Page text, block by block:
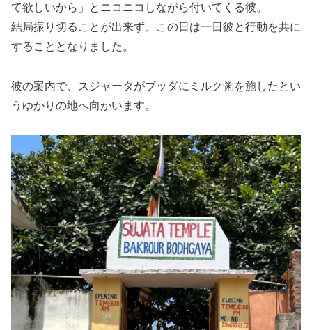
て欲しいから」とニコニコしながら付いてくる彼。
結局振り切ることが出来ず、この日は一日彼と行動を共に
することとなりました。
彼の案内で、スジャータがブッダにミルク粥を施したとい
うゆかりの地へ向かいます。